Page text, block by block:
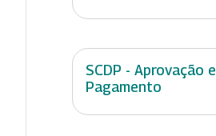
SCDP - Aprovação e
Pagamento